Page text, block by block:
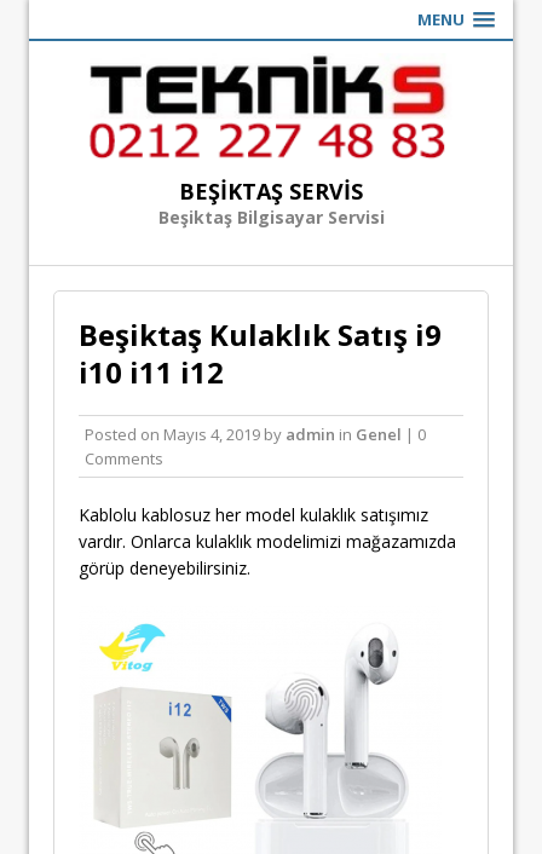
MENU
BEŞIKTAŞ SERVIS
Beşiktaş Bilgisayar Servisi
Beşiktaş Kulaklık Satış i9
i10 i11 i12
Posted on Mayıs 4, 2019 by admin in Genel | 0
Comments
Kablolu kablosuz her model kulaklık satışımız
vardır. Onlarca kulaklık modelimizi mağazamızda
görüp deneyebilirsiniz.